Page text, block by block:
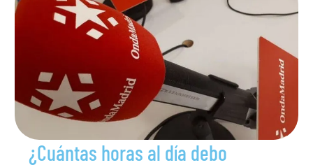
¿Cuántas horas al día debo